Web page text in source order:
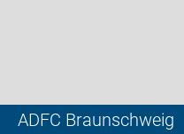
ADFC Braunschweig